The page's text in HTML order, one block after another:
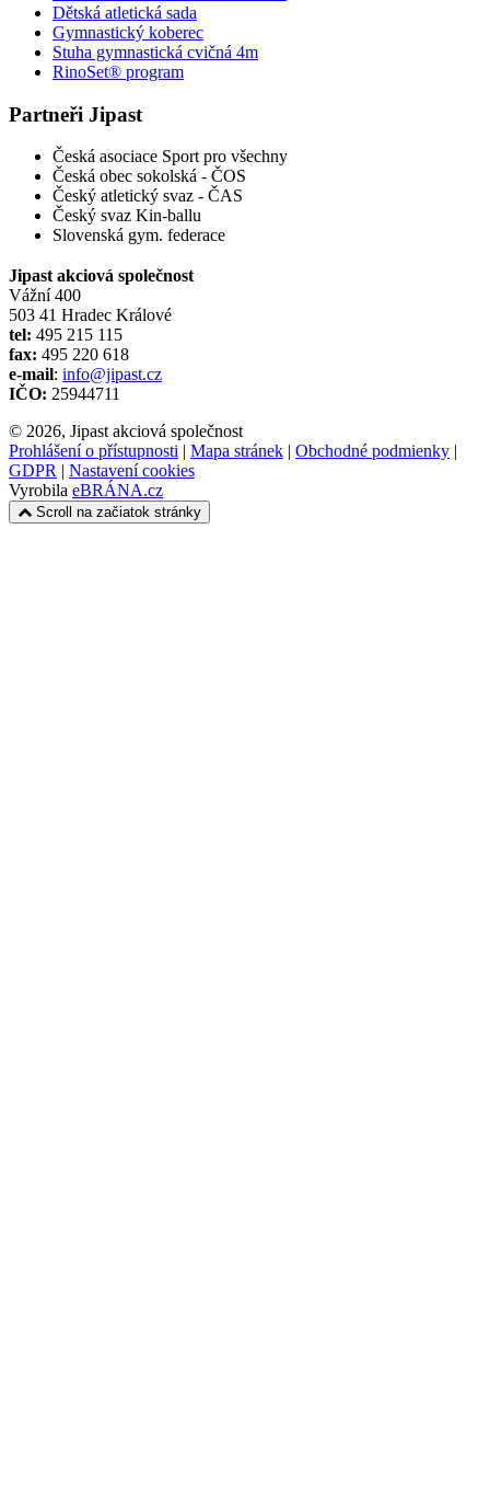
Dětská atletická sada
Gymnastický koberec
Stuha gymnastická cvičná 4m
RinoSet® program
Partneři Jipast
Česká asociace Sport pro všechny
Česká obec sokolská - ČOS
Český atletický svaz - ČAS
Český svaz Kin-ballu
Slovenská gym. federace
Jipast akciová společnost
Vážní 400
503 41 Hradec Králové
tel: 495 215 115
fax: 495 220 618
e-mail: info@jipast.cz
IČO: 25944711
© 2026, Jipast akciová společnost
Prohlášení o přístupnosti | Mapa stránek | Obchodné podmienky |
GDPR | Nastavení cookies
Vyrobila eBRÁNA.cz
Scroll na začiatok stránky